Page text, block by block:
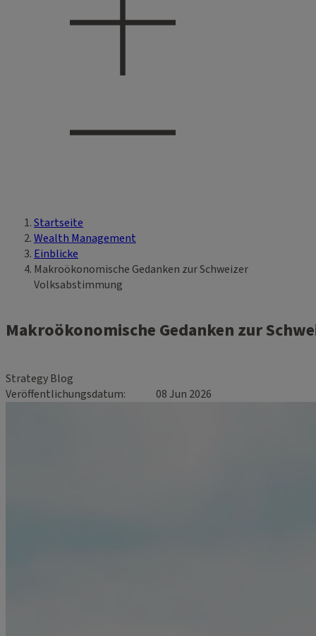
Sie sind hier
Startseite
Wealth Management
Einblicke
Makroökonomische Gedanken zur Schweizer
Volksabstimmung
Makroökonomische Gedanken zur
Strategy Blog
Veröffentlichungsdatum
08 Jun 2026